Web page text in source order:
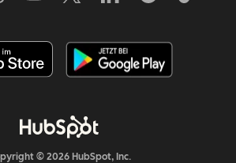
© 2026 HubSpot, Inc.